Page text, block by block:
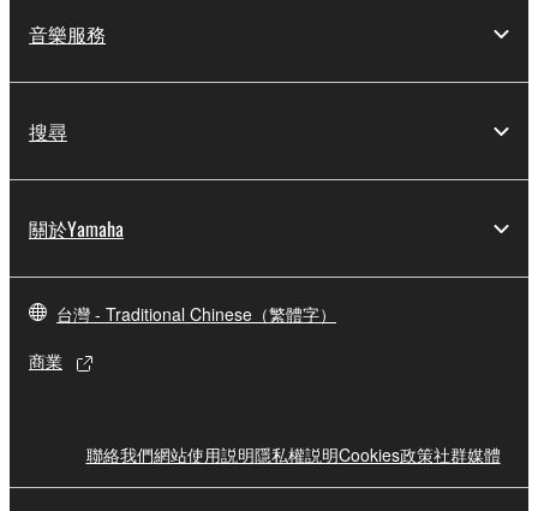
音樂服務
搜尋
關於Yamaha
台灣 - Traditional Chinese（繁體字）
商業
聯絡我們網站使用説明隱私權説明Cookies政策社群媒體